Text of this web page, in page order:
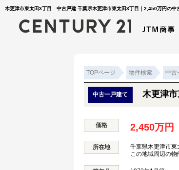
木更津市東太田3丁目 中古戸建 千葉県木更津市東太田3丁目｜2,450万円の中
TOPページ 物件検索 中古
中古一戸建て 木更津
価格 2,450万円
所在地
千葉県木更津市東
この地域周辺の物